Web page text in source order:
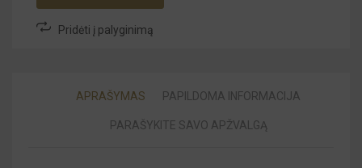
Pridėti į palyginimą
APRAŠYMAS PAPILDOMA INFORMACIJA
PARAŠYKITE SAVO APŽVALGĄ